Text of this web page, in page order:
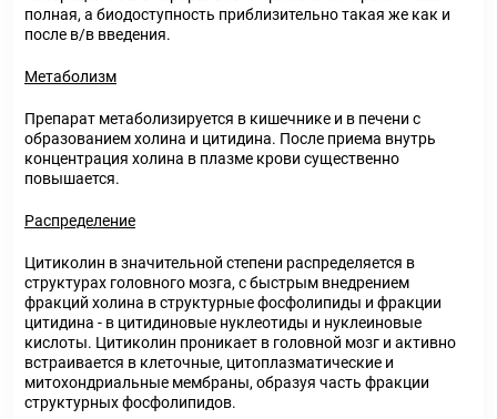
полная, а биодоступность приблизительно такая же как и
после в/в введения.
Метаболизм
Препарат метаболизируется в кишечнике и в печени с
образованием холина и цитидина. После приема внутрь
концентрация холина в плазме крови существенно
повышается.
Распределение
Цитиколин в значительной степени распределяется в
структурах головного мозга, с быстрым внедрением
фракций холина в структурные фосфолипиды и фракции
цитидина - в цитидиновые нуклеотиды и нуклеиновые
кислоты. Цитиколин проникает в головной мозг и активно
встраивается в клеточные, цитоплазматические и
митохондриальные мембраны, образуя часть фракции
структурных фосфолипидов.